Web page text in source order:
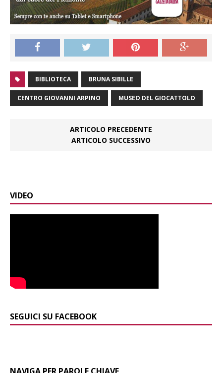
BIBLIOTECA BRUNA SIBILLE
CENTRO GIOVANNI ARPINO MUSEO DEL GIOCATTOLO
ARTICOLO PRECEDENTE
ARTICOLO SUCCESSIVO
VIDEO
SEGUICI SU FACEBOOK